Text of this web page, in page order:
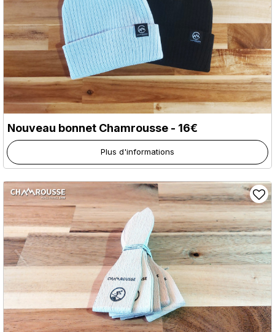
Nouveau bonnet Chamrousse - 16€
Plus d'informations